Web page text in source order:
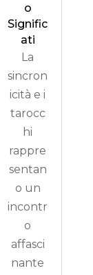
o
Signific
ati
La
sincron
icità e i
tarocc
hi
rappre
sentan
o un
incontr
o
affasci
nante